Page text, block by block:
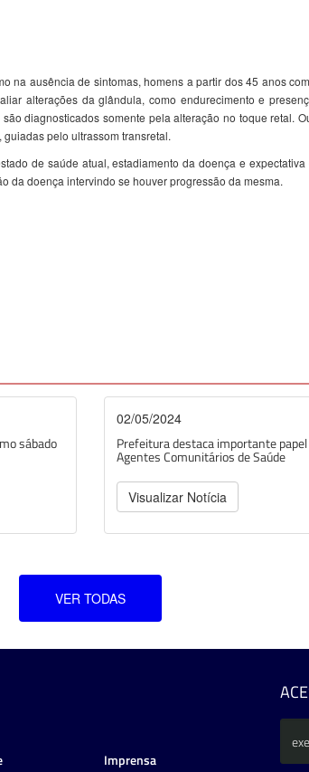
ausência de sintomas, homens a partir dos 45 anos
alterações da glândula, como endurecimento e
diagnosticados somente pela alteração no toque retal.
pelo ultrassom transretal.
de saúde atual, estadiamento da doença e
da doença intervindo se houver progressão da mesma.
sábado
02/05/2024
Prefeitura destaca importante
Agentes Comunitários de Saúde
Visualizar Notícia
VER TODAS
Imprensa